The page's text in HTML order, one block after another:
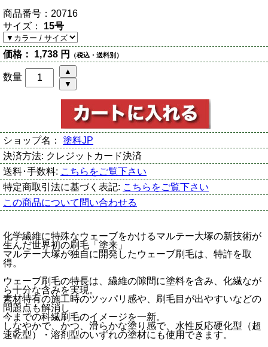
商品番号： 20716
サイズ： 15号
価格： 1,738 円 （税込・送料別）
数量
ショップ名： 塗料JP
決済方法: クレジットカード決済
送料･手数料: こちらをご覧下さい
特定商取引法に基づく表記: こちらをご覧下さい
この商品について問い合わせる
化学繊維に特殊なウェーブをかけるマルテー大塚の新技術が
生んだ世界初の刷毛「塗来」
マルテー大塚が独自に開発したウェーブ刷毛は、特許を取
得。
ウェーブ刷毛の特長は、繊維の隙間に塗料を含み、化繊なが
ら十分な含みを実現。
素材特有の施工時のツッパリ感や、刷毛目が出やすいなどの
問題点も解消し
今までの科繊刷毛のイメージを一新。
しなやかで、かつ、滑らかな塗り感で、水性反応硬化型（超
速乾型）・溶剤型のいずれの塗材にも使用できます。